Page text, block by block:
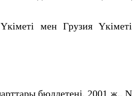
мен Грузия Үкіметі
бюллетені, 2001 ж., N